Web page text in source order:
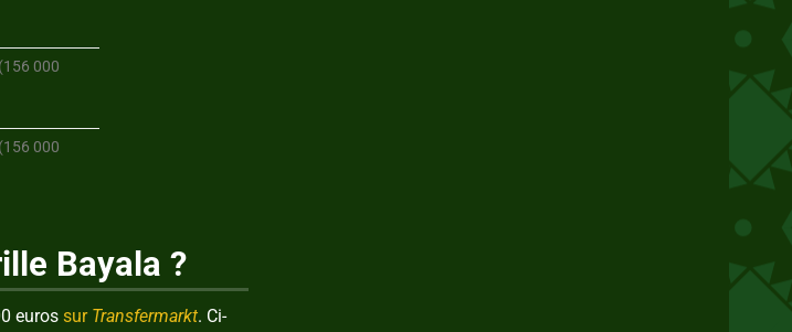
000
000
Bayala ?
euros sur Transfermarkt. Ci-